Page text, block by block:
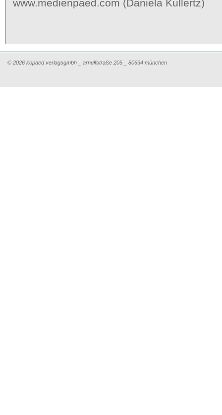
www.medienpaed.com (Daniela Küllertz)
© 2026 kopaed verlagsgmbh _ arnulfstraße 205 _ 80634 münchen